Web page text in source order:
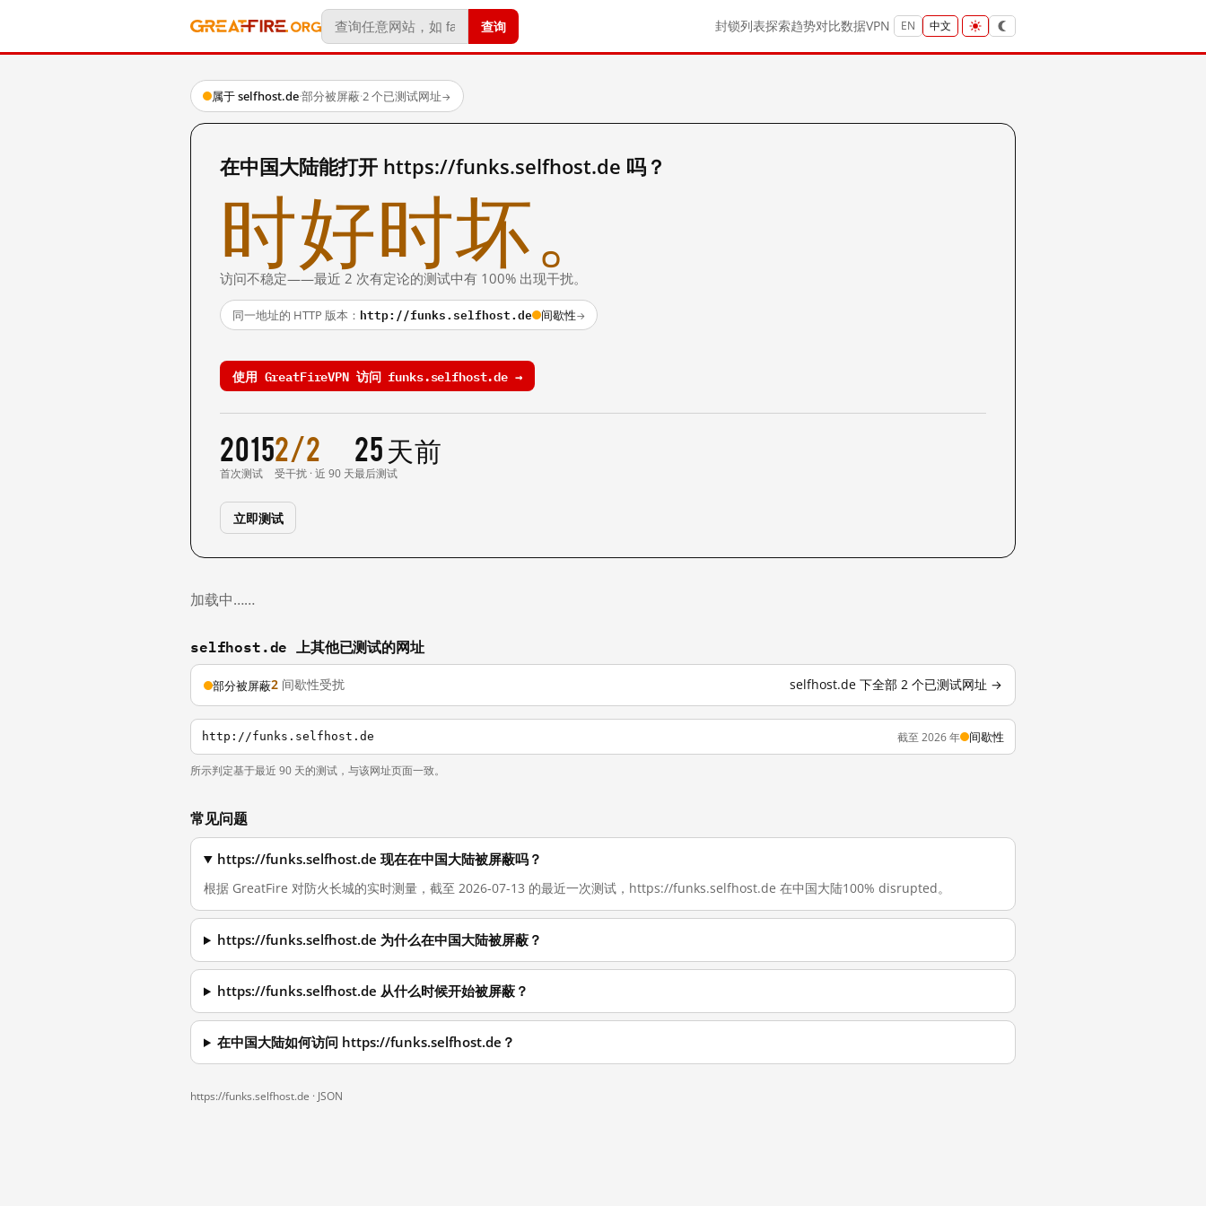
查询 封锁列表探索趋势对比数据VPN EN 中文
属于 selfhost.de·部分被屏蔽·2 个已测试网址→
在中国大陆能打开 https://funks.selfhost.de 吗？
时好时坏。
访问不稳定——最近 2 次有定论的测试中有 100% 出现干扰。
同一地址的 HTTP 版本： http://funks.selfhost.de 间歇性→
使用 GreatFireVPN 访问 funks.selfhost.de →
2015
首次测试
2/2
受干扰 · 近 90 天
25 天前
最后测试
立即测试
加载中……
selfhost.de 上其他已测试的网址
部分被屏蔽2 间歇性受扰 selfhost.de 下全部 2 个已测试网址 →
http://funks.selfhost.de 截至 2026 年 间歇性
所示判定基于最近 90 天的测试，与该网址页面一致。
常见问题
https://funks.selfhost.de 现在在中国大陆被屏蔽吗？
根据 GreatFire 对防火长城的实时测量，截至 2026-07-13 的最近一次测试，https://funks.selfhost.de 在中国大陆100% disrupted。
https://funks.selfhost.de 为什么在中国大陆被屏蔽？
https://funks.selfhost.de 从什么时候开始被屏蔽？
在中国大陆如何访问 https://funks.selfhost.de？
https://funks.selfhost.de · JSON